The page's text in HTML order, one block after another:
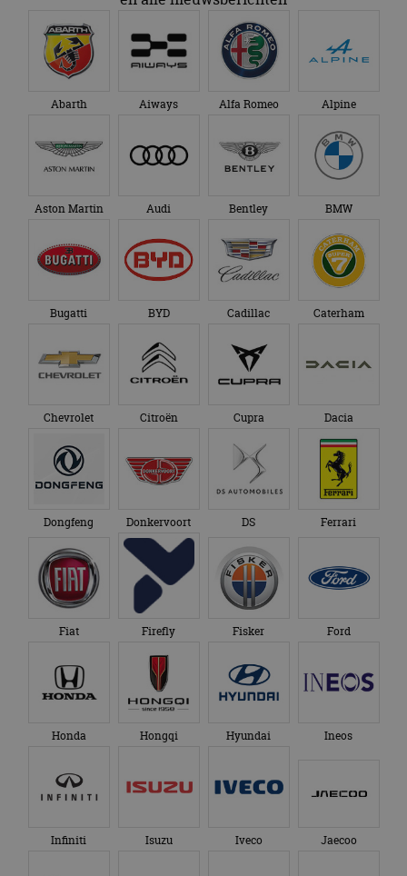
Abarth Aiways Alfa Romeo Alpine
Aston Martin Audi Bentley BMW
Bugatti BYD Cadillac Caterham
Chevrolet Citroën Cupra Dacia
Dongfeng Donkervoort DS Ferrari
Fiat Firefly Fisker Ford
Honda Hongqi Hyundai Ineos
Infiniti Isuzu Iveco Jaecoo